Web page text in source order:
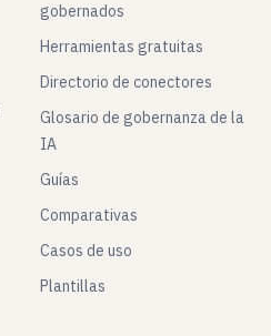
gobernados
Herramientas gratuitas
Directorio de conectores
Glosario de gobernanza de la
IA
Guías
Comparativas
Casos de uso
Plantillas